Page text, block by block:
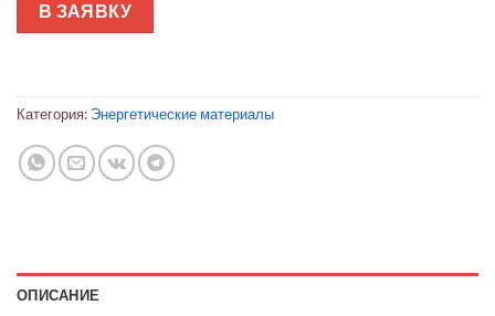
В ЗАЯВКУ
Категория: Энергетические материалы
ОПИСАНИЕ